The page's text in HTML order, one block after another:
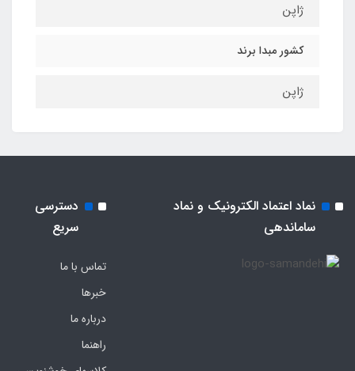
ژاپن
کشور مبدا برند
ژاپن
نماد اعتماد الکترونیک و نماد
ساماندهی
دسترسی
سریع
تماس با ما
خبرها
درباره ما
راهنما